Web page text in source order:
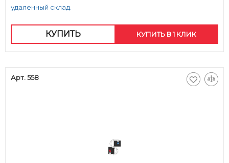
удаленный склад.
КУПИТЬ КУПИТЬ В 1 КЛИК
Арт. 558